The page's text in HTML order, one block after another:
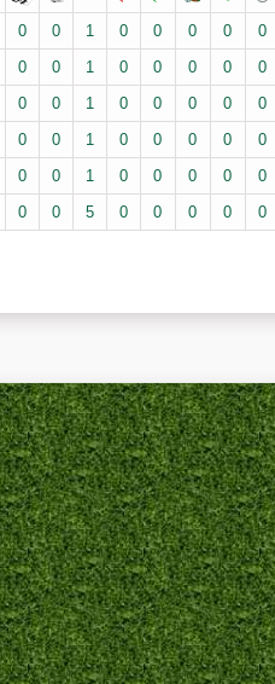
0
0
0
0
0
1
0
0
0
0
0
0
0
1
0
0
0
0
0
0
0
1
0
0
0
0
0
0
0
1
0
0
0
0
0
0
0
1
0
0
0
0
0
0
0
5
0
0